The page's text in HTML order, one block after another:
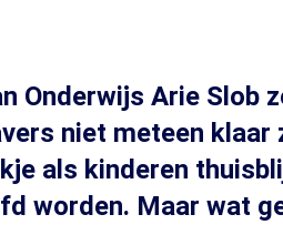
Onderwijs Arie Slob
niet meteen klaar
als kinderen
worden. Maar wat